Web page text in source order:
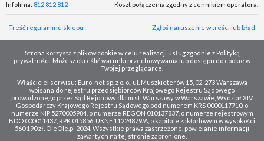
Infolinia: 812 812 812 Koszt połączenia zgodny z cennikiem operatora.
Treść regulaminu sklepu Zgłoś naruszenie w treści lub błąd
Strona korzysta z plików cookie w celu realizacji usług zgodnie z Polityką
prywatności. Możesz określić warunki przechowywania lub dostępu do cookie w
Twojej przeglądarce.
Właściciel serwisu: Euro-net sp. z o. o., ul. Muszkieterów 15, 02-273 Warszawa
wpisana do rejestru przedsiębiorców Krajowego Rejestru Sądowego
prowadzonego przez Sąd Rejonowy dla m.st. Warszawy w Warszawie, Wydział XIV
Gospodarczy Krajowego Rejestru Sądowego pod numerem KRS 0000117710, o
numerze NIP 5270005984, o numerze REGON 010137837, o numerze rejestrowym
BDO 000011437, RPK 015856, UKNF 11224879/A, o kapitale zakładowym w wysokości
560 190 zł. OleOle.pl 2024. Wszystkie prawa zastrzeżone, powielanie informacji
zawartych na tej stronie zabronione.